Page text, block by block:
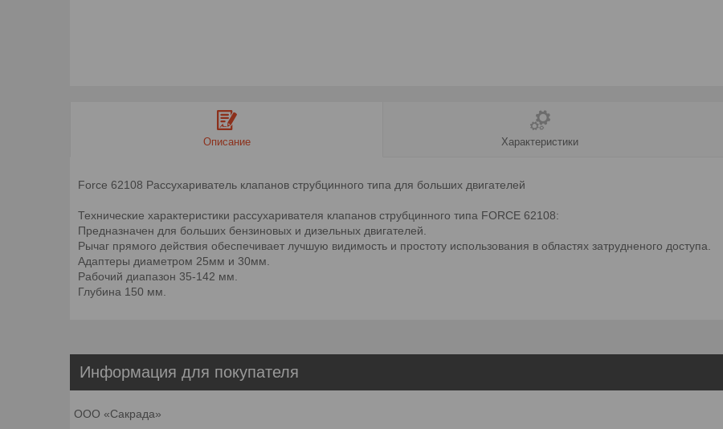
Описание Характеристики
Force 62108 Рассухариватель клапанов струбцинного типа для больших двигателей
Технические характеристики рассухаривателя клапанов струбцинного типа FORCE 62108:
Предназначен для больших бензиновых и дизельных двигателей.
Рычаг прямого действия обеспечивает лучшую видимость и простоту использования в областях затрудненого доступа.
Адаптеры диаметром 25мм и 30мм.
Рабочий диапазон 35-142 мм.
Глубина 150 мм.
Информация для покупателя
ООО «Сакрада»